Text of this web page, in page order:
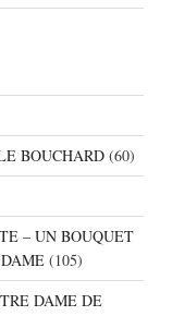
BOUCHARD(60)
– UN BOUQUET
(105)
DAME DE